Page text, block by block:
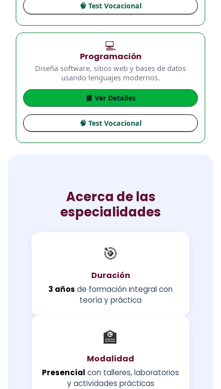
🧠 Test Vocacional
💻
Programación
Diseña software, sitios web y bases de datos
usando lenguajes modernos.
📘 Ver Detalles
🧠 Test Vocacional
Acerca de las
especialidades
🎯
Duración
3 años de formación integral con
teoría y práctica
🏫
Modalidad
Presencial con talleres, laboratorios
y actividades prácticas